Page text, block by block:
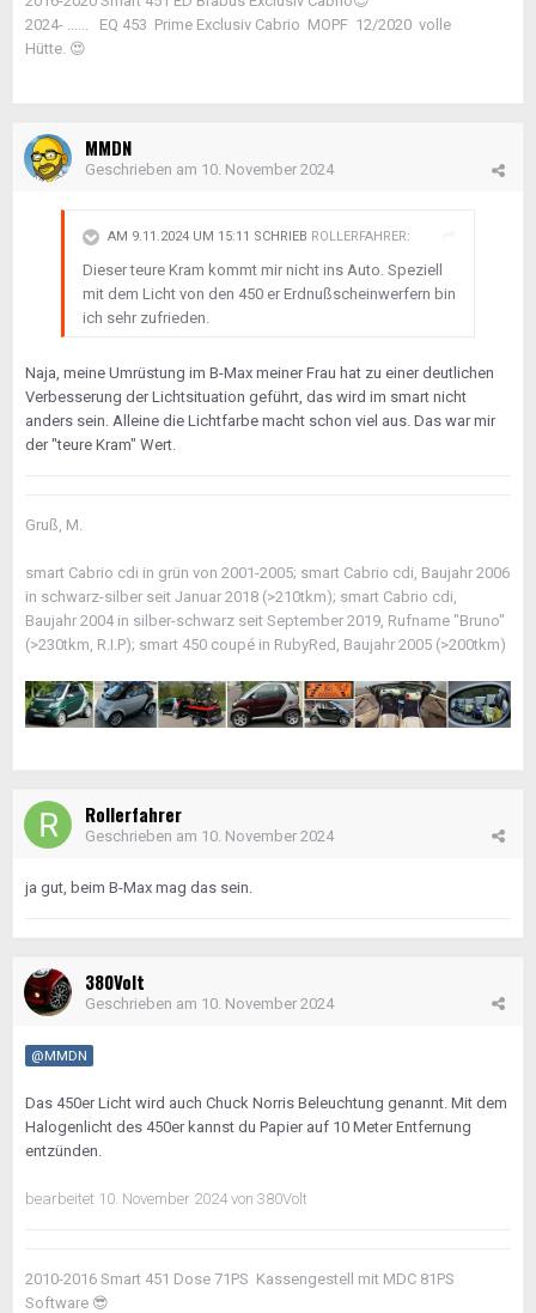
2024- ...... EQ 453 Prime Exclusiv Cabrio MOPF 12/2020 volle
Hütte. 😍
MMDN
Geschrieben am 10. November 2024
AM 9.11.2024 UM 15:11 SCHRIEB ROLLERFAHRER:
Dieser teure Kram kommt mir nicht ins Auto. Speziell
mit dem Licht von den 450 er Erdnußscheinwerfern bin
ich sehr zufrieden.
Naja, meine Umrüstung im B-Max meiner Frau hat zu einer deutlichen
Verbesserung der Lichtsituation geführt, das wird im smart nicht
anders sein. Alleine die Lichtfarbe macht schon viel aus. Das war mir
der "teure Kram" Wert.
Gruß, M.
smart Cabrio cdi in grün von 2001-2005; smart Cabrio cdi, Baujahr 2006
in schwarz-silber seit Januar 2018 (>210tkm); smart Cabrio cdi,
Baujahr 2004 in silber-schwarz seit September 2019, Rufname "Bruno"
(>230tkm, R.I.P); smart 450 coupé in RubyRed, Baujahr 2005 (>200tkm)
Rollerfahrer
Geschrieben am 10. November 2024
ja gut, beim B-Max mag das sein.
380Volt
Geschrieben am 10. November 2024
@MMDN
Das 450er Licht wird auch Chuck Norris Beleuchtung genannt. Mit dem
Halogenlicht des 450er kannst du Papier auf 10 Meter Entfernung
entzünden.
bearbeitet 10. November 2024 von 380Volt
2010-2016 Smart 451 Dose 71PS Kassengestell mit MDC 81PS
Software 😎